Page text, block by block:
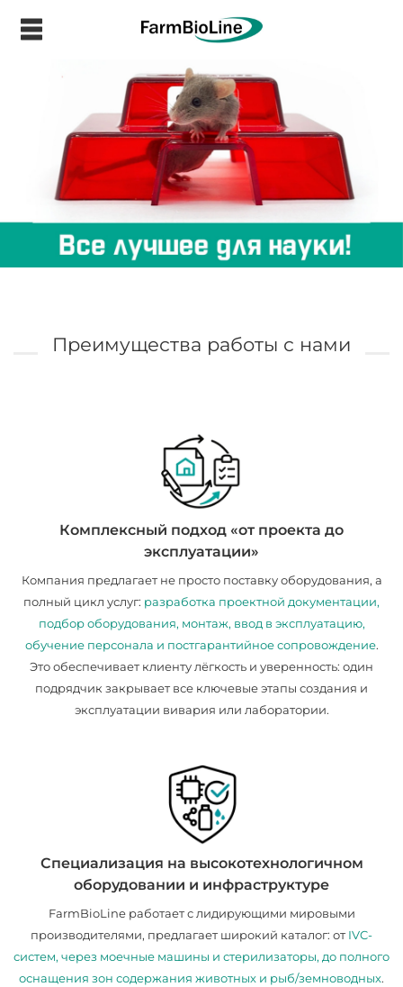
Преимущества работы с нами
Комплексный подход «от проекта до
эксплуатации»
Компания предлагает не просто поставку оборудования, а
полный цикл услуг: разработка проектной документации,
подбор оборудования, монтаж, ввод в эксплуатацию,
обучение персонала и постгарантийное сопровождение.
Это обеспечивает клиенту лёгкость и уверенность: один
подрядчик закрывает все ключевые этапы создания и
эксплуатации вивария или лаборатории.
Специализация на высокотехнологичном
оборудовании и инфраструктуре
FarmBioLine работает с лидирующими мировыми
производителями, предлагает широкий каталог: от IVC-
систем, через моечные машины и стерилизаторы, до полного
оснащения зон содержания животных и рыб/земноводных.